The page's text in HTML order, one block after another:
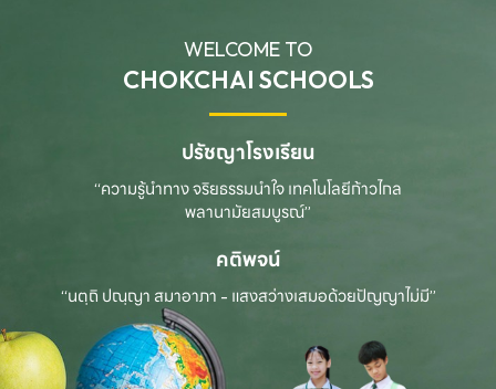
WELCOME TO
CHOKCHAI SCHOOLS
ปรัชญาโรงเรียน
“ความรู้นำทาง จริยธรรมนำใจ เทคโนโลยีก้าวไกล
พลานามัยสมบูรณ์”
คติพจน์
“นตฺถิ ปณฺญา สมาอาภา - แสงสว่างเสมอด้วยปัญญาไม่มี”